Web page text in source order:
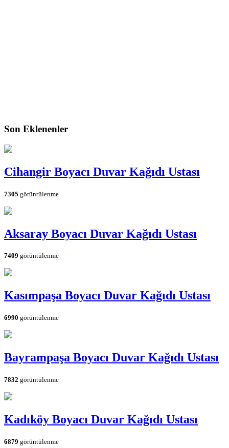
Son Eklenenler
Cihangir Boyacı Duvar Kağıdı Ustası
7305 görüntülenme
Aksaray Boyacı Duvar Kağıdı Ustası
7409 görüntülenme
Kasımpaşa Boyacı Duvar Kağıdı Ustası
6990 görüntülenme
Bayrampaşa Boyacı Duvar Kağıdı Ustası
7832 görüntülenme
Kadıköy Boyacı Duvar Kağıdı Ustası
6879 görüntülenme